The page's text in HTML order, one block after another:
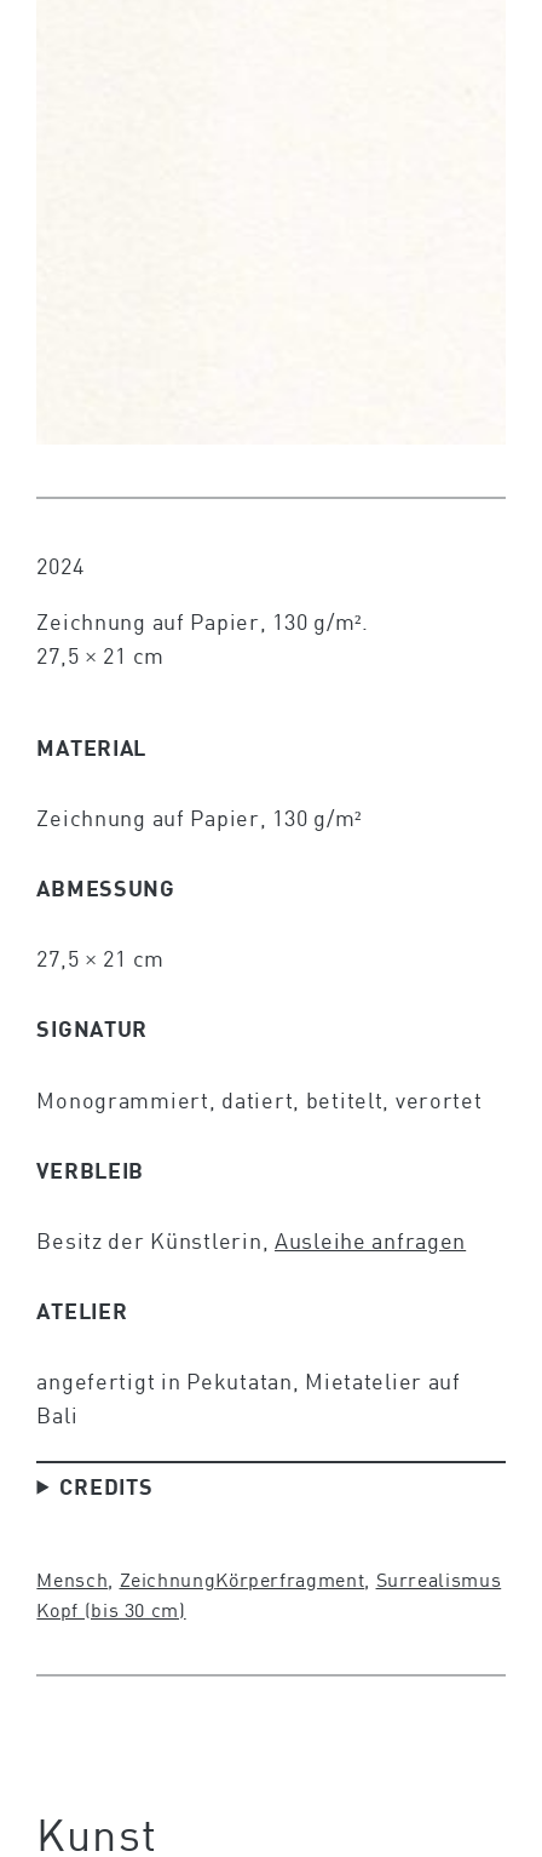
2024
Zeichnung auf Papier, 130 g/m².
27,5 × 21 cm
MATERIAL
Zeichnung auf Papier, 130 g/m²
ABMESSUNG
27,5 × 21 cm
SIGNATUR
Monogrammiert, datiert, betitelt, verortet
VERBLEIB
Besitz der Künstlerin, Ausleihe anfragen
ATELIER
angefertigt in Pekutatan, Mietatelier auf
Bali
CREDITS
Mensch ZeichnungKörperfragment Surrealismus
Kopf (bis 30 cm)
Kunst